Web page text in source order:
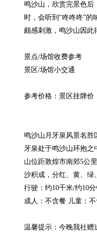
鸣沙山，欣赏完景色后
时，会听到“咚咚咚”的
颇感刺激，鸣沙山因此
景点/场馆收费参考
景区/场馆小交通
参考价格：景区挂牌价
鸣沙山月牙泉风景名胜
牙泉处于鸣沙山环抱
山位距敦煌市南郊5公
沙积成，分红、黄、绿
行驶：约10千米/约10
成人：不含餐 儿童：
温馨提示：今晚我社赠